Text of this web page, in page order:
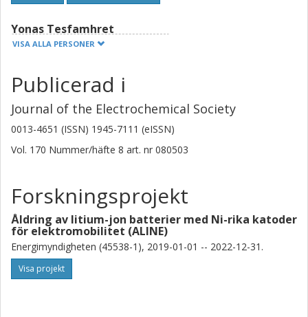
Yonas Tesfamhret
Uppsala universitet
Niladri Roy Chowdhury
Volvo Group
Cheuk Wai Tai
Stockholms universitet
Forskning Andra publikationer
R. W. Lindstrom
Kungliga Tekniska Högskolan (KTH)
VISA ALLA PERSONER
Publicerad i
Journal of the Electrochemical Society
0013-4651 (ISSN) 1945-7111 (eISSN)
Vol. 170 Nummer/häfte 8 art. nr 080503
Forskningsprojekt
Åldring av litium-jon batterier med Ni-rika katoder
för elektromobilitet (ALINE)
Energimyndigheten (45538-1), 2019-01-01 -- 2022-12-31.
Visa projekt